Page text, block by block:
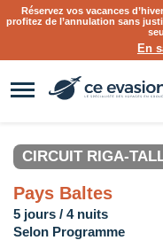
Réservez vos vacances
profitez de l’annulation sans
En
CIRCUIT RIGA-
Pays Baltes
5 jours / 4 nuits
Selon Programme